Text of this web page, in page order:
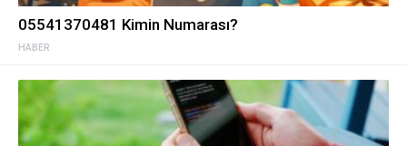
HABER
05541370481 Kimin Numarası?